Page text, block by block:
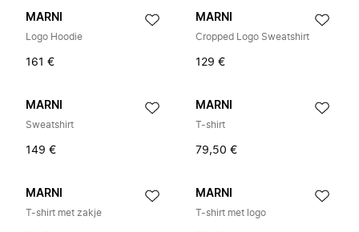
MARNI
Logo Hoodie
161 €
MARNI
Cropped Logo Sweatshirt
129 €
MARNI
Sweatshirt
149 €
MARNI
T-shirt
79,50 €
MARNI
T-shirt met zakje
MARNI
T-shirt met logo